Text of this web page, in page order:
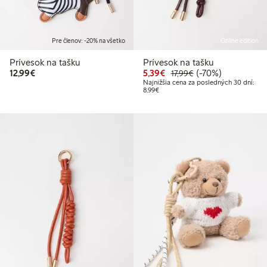
Pre členov: -20% na všetko
Prívesok na tašku
12,99€12,99 €
Online edition
Prívesok na tašku
5,39€ Zvýhodnená cena:
17,99€Bežná cena: 17,99
70% zľava
(-70%)
Najnižšia cena za posledných 30 dní:
8,99€Najnižšia cena za posledných 30